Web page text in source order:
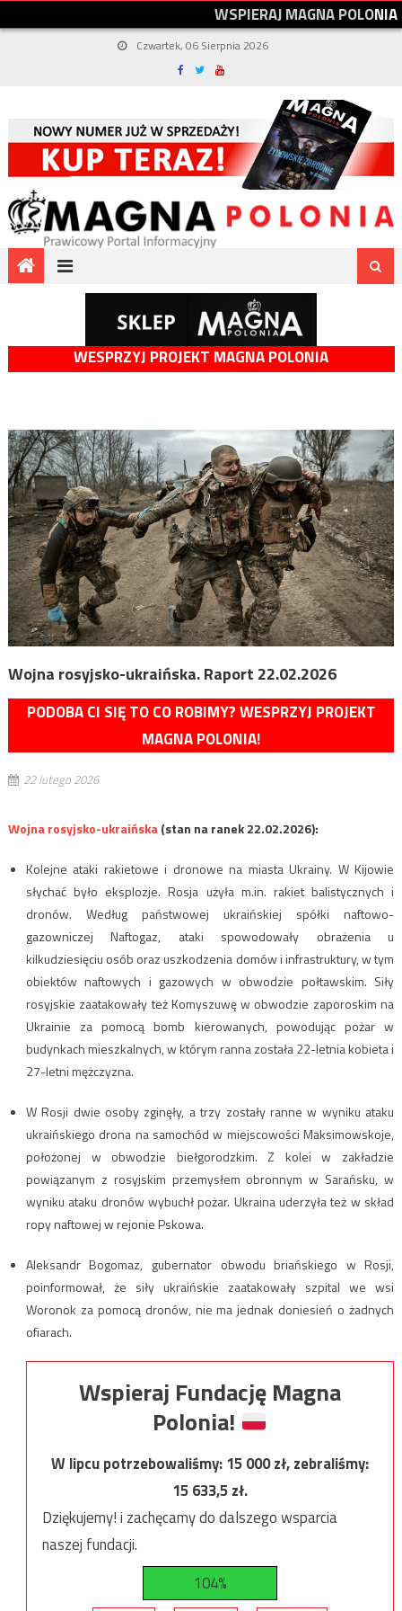
WSPIERAJMAGNAPOLONIA
Czwartek, 06 Sierpnia 2026
WESPRZYJ PROJEKT MAGNA POLONIA
Wojna rosyjsko-ukraińska. Raport 22.02.2026
PODOBA CI SIĘ TO CO ROBIMY? WESPRZYJ PROJEKT
MAGNA POLONIA!
22 lutego 2026
Wojna rosyjsko-ukraińska(stan na ranek 22.02.2026):
Kolejne ataki rakietowe i dronowe na miasta Ukrainy. W Kijowie
słychać było eksplozje. Rosja użyła m.in. rakiet balistycznych i
dronów. Według państwowej ukraińskiej spółki naftowo-
gazowniczej Naftogaz, ataki spowodowały obrażenia u
kilkudziesięciu osób oraz uszkodzenia domów i infrastruktury, w tym
obiektów naftowych i gazowych w obwodzie połtawskim. Siły
rosyjskie zaatakowały też Komyszuwę w obwodzie zaporoskim na
Ukrainie za pomocą bomb kierowanych, powodując pożar w
budynkach mieszkalnych, w którym ranna została 22-letnia kobieta i
27-letni mężczyzna.
W Rosji dwie osoby zginęły, a trzy zostały ranne w wyniku ataku
ukraińskiego drona na samochód w miejscowości Maksimowskoje,
położonej w obwodzie biełgorodzkim. Z kolei w zakładzie
powiązanym z rosyjskim przemysłem obronnym w Sarańsku, w
wyniku ataku dronów wybuchł pożar. Ukraina uderzyła też w skład
ropy naftowej w rejonie Pskowa.
Aleksandr Bogomaz, gubernator obwodu briańskiego w Rosji,
poinformował, że siły ukraińskie zaatakowały szpital we wsi
Woronok za pomocą dronów, nie ma jednak doniesień o żadnych
ofiarach.
Wspieraj Fundację Magna
Polonia!
W lipcu potrzebowaliśmy:15 000zł, zebraliśmy:
15 633,5zł.
Dziękujemy! i zachęcamy do dalszego wsparcia
naszej fundacji.
104%